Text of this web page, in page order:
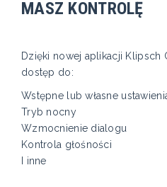
MASZ KONTROLĘ
Dzięki nowej aplikacji Klipsch
dostęp do:
Wstępne lub własne
Tryb nocny
Wzmocnienie dialogu
Kontrola głośności
I inne